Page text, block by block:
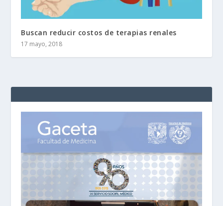
Buscan reducir costos de terapias renales
17 mayo, 2018